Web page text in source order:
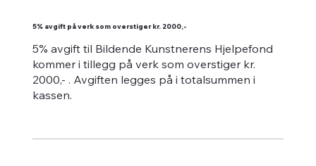
5% avgift på verk som overstiger kr. 2000,-
5% avgift til Bildende Kunstnerens Hjelpefond
kommer i tillegg på verk som overstiger kr.
2000,- . Avgiften legges på i totalsummen i
kassen.